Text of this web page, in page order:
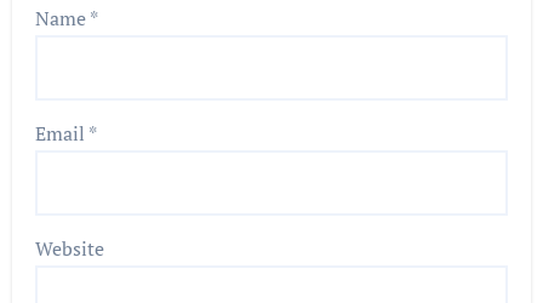
Name*
Email *
Website